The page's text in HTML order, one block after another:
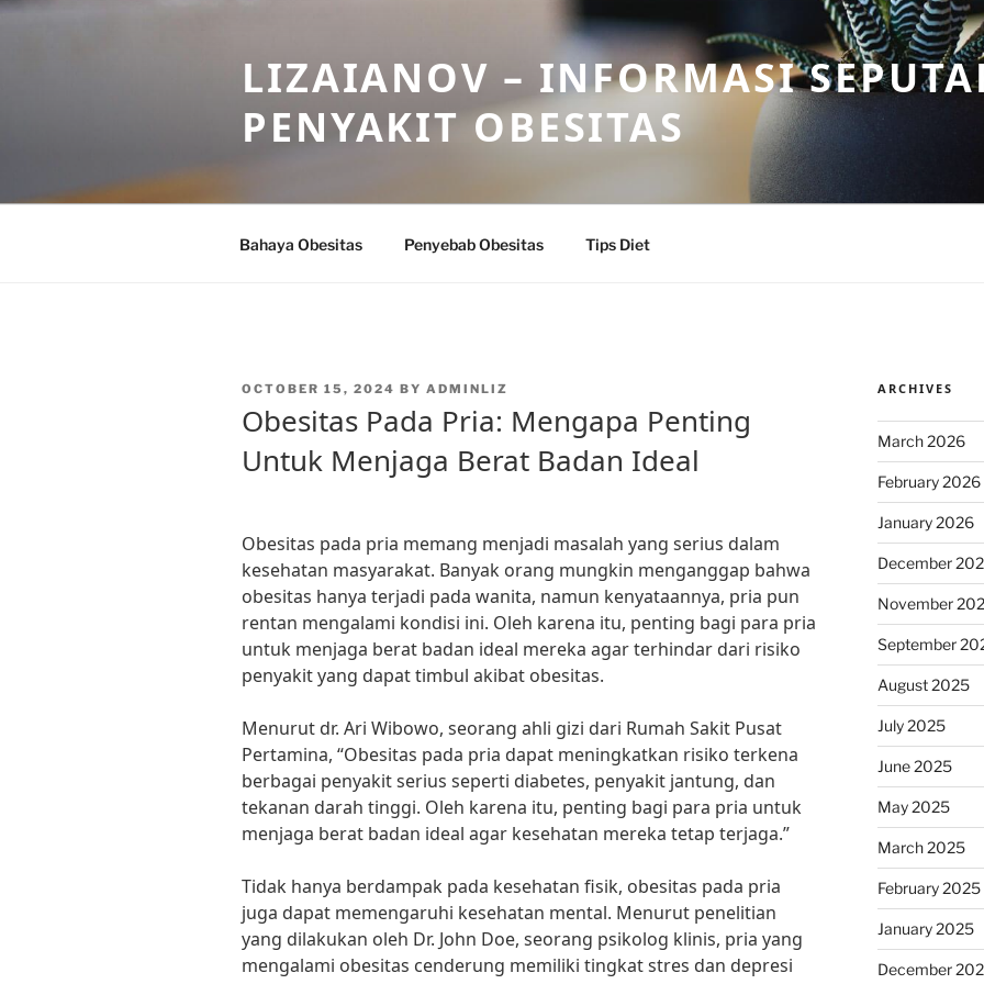
Skip
LIZAIANOV – INFORMASI
PENYAKIT OBESITAS
Bahaya Obesitas Penyebab Obesitas Tips Diet
POSTED
OCTOBER 15, 2024 BY ADMINLIZ
Obesitas Pada Pria: Mengapa Penting
Untuk Menjaga Berat Badan Ideal
Obesitas pada pria memang menjadi masalah yang serius dalam
kesehatan masyarakat. Banyak orang mungkin menganggap bahwa
obesitas hanya terjadi pada wanita, namun kenyataannya, pria pun
rentan mengalami kondisi ini. Oleh karena itu, penting bagi para pria
untuk menjaga berat badan ideal mereka agar terhindar dari risiko
penyakit yang dapat timbul akibat obesitas.
Menurut dr. Ari Wibowo, seorang ahli gizi dari Rumah Sakit Pusat
Pertamina, “Obesitas pada pria dapat meningkatkan risiko terkena
berbagai penyakit serius seperti diabetes, penyakit jantung, dan
tekanan darah tinggi. Oleh karena itu, penting bagi para pria untuk
menjaga berat badan ideal agar kesehatan mereka tetap terjaga.”
Tidak hanya berdampak pada kesehatan fisik, obesitas pada pria
juga dapat memengaruhi kesehatan mental. Menurut penelitian
yang dilakukan oleh Dr. John Doe, seorang psikolog klinis, pria yang
mengalami obesitas cenderung memiliki tingkat stres dan depresi
ARCHIVES
March 2026
February 2026
January 2026
December
November
September
August 2025
July 2025
June 2025
May 2025
March 2025
February 2025
January 2025
December